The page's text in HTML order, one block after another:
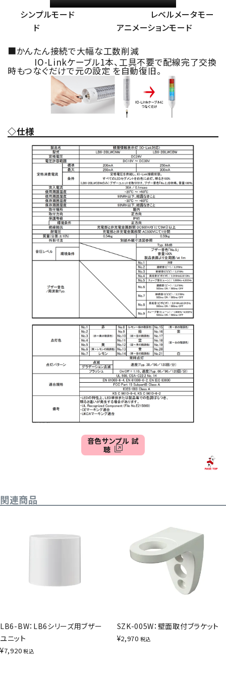
シンプルモード レベルメータモー
ド
アニメーションモード
■かんたん接続で大幅な工数削減
IO-Linkケーブル1本、工具不要で配線完了交換
時もつなぐだけで元の設定 を自動復旧。
◇仕様
音色サンプル 試
聴
関連商品
LB6-BW：LB6シリーズ用ブザー
ユニット
¥7,920 税込
SZK-005W：壁面取付ブラケット
¥2,970 税込